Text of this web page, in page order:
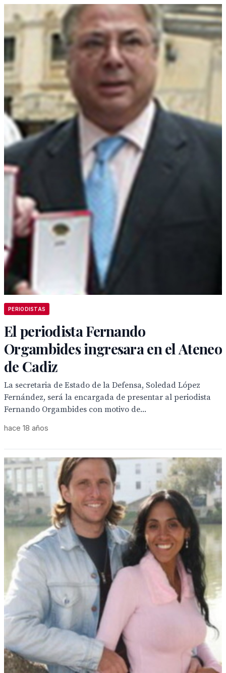
PERIODISTAS
El periodista Fernando
Orgambides ingresara en el Ateneo
de Cadiz
La secretaria de Estado de la Defensa, Soledad López
Fernández, será la encargada de presentar al periodista
Fernando Orgambides con motivo de...
hace 18 años